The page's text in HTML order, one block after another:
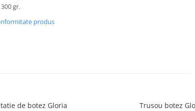
gr.
produs
de botez Gloria
Trusou botez